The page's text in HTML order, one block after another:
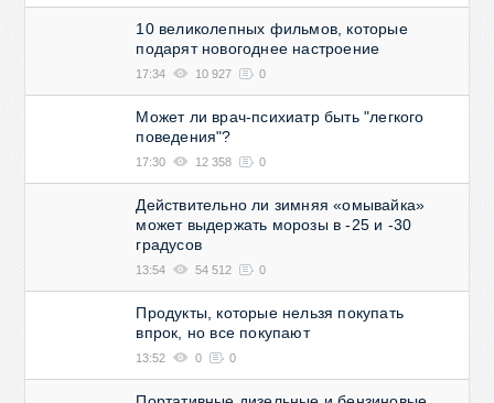
10 великолепных фильмов, которые
подарят новогоднее настроение
17:34 10 927 0
Может ли врач-психиатр быть "легкого
поведения"?
17:30 12 358 0
Действительно ли зимняя «омывайка»
может выдержать морозы в -25 и -30
градусов
13:54 54 512 0
Продукты, которые нельзя покупать
впрок, но все покупают
13:52 0 0